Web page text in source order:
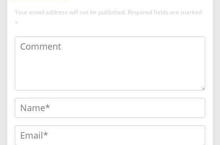
Your email address will not be published. Required fields are marked
*